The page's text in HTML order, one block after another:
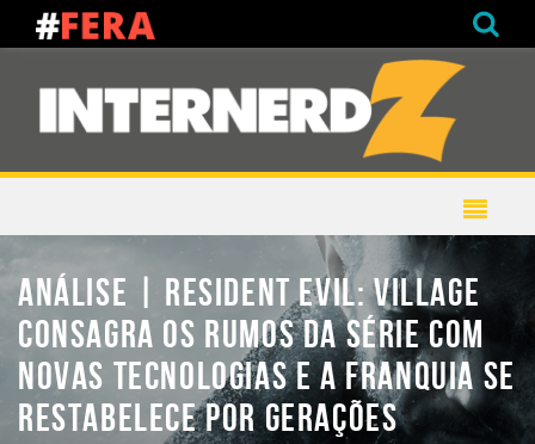
ANÁLISE | RESIDENT EVIL: VILLAGE
CONSAGRA OS RUMOS DA SÉRIE COM
NOVAS TECNOLOGIAS E A FRANQUIA SE
RESTABELECE POR GERAÇÕES